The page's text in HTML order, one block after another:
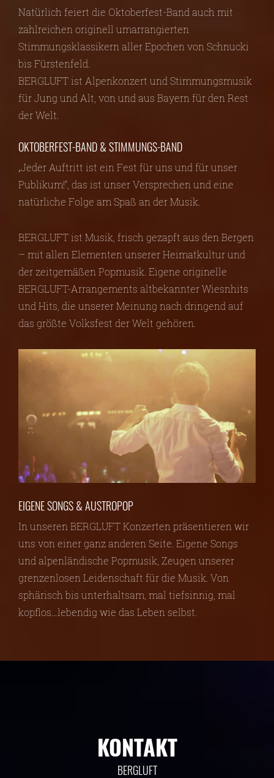
Natürlich feiert die Oktoberfest-Band auch mit
zahlreichen originell umarrangierten
Stimmungsklassikern aller Epochen von Schnucki
bis Fürstenfeld.
BERGLUFT ist Alpenkonzert und Stimmungsmusik
für Jung und Alt, von und aus Bayern für den Rest
der Welt.
OKTOBERFEST-BAND & STIMMUNGS-BAND
„Jeder Auftritt ist ein Fest für uns und für unser
Publikum!“, das ist unser Versprechen und eine
natürliche Folge am Spaß an der Musik.
BERGLUFT ist Musik, frisch gezapft aus den Bergen
– mit allen Elementen unserer Heimatkultur und
der zeitgemäßen Popmusik. Eigene originelle
BERGLUFT-Arrangements altbekannter Wiesnhits
und Hits, die unserer Meinung nach dringend auf
das größte Volksfest der Welt gehören.
EIGENE SONGS & AUSTROPOP
In unseren BERGLUFT Konzerten präsentieren wir
uns von einer ganz anderen Seite. Eigene Songs
und alpenländische Popmusik, Zeugen unserer
grenzenlosen Leidenschaft für die Musik. Von
sphärisch bis unterhaltsam, mal tiefsinnig, mal
kopflos…lebendig wie das Leben selbst.
KONTAKT
BERGLUFT